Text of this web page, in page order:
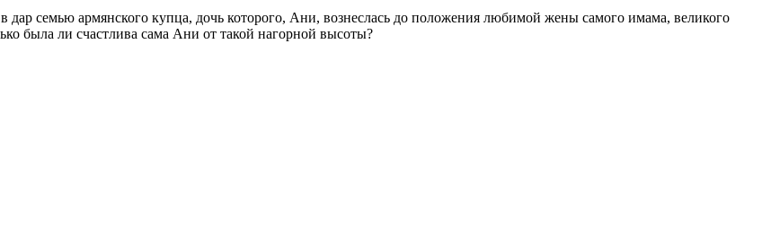
семью армянского купца, дочь которого, Ани, вознеслась до положения любимой жены самого имама, великого
была ли счастлива сама Ани от такой нагорной высоты?